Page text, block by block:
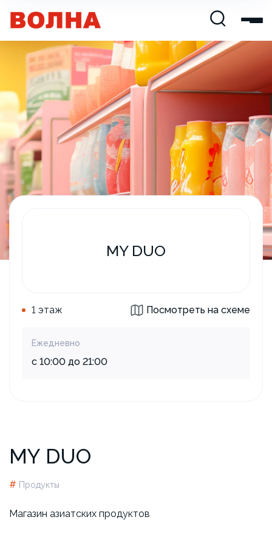
MY DUO
# Продукты
Магазин азиатских продуктов
MY DUO
1 этаж Посмотреть на схеме
Ежедневно
с 10:00 до 21:00